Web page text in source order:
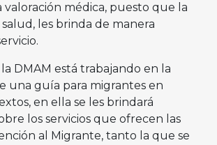
valoración médica, puesto que la
les brinda de manera
DMAM está trabajando en la
una guía para migrantes en
en ella se les brindará
los servicios que ofrecen las
al Migrante, tanto la que se